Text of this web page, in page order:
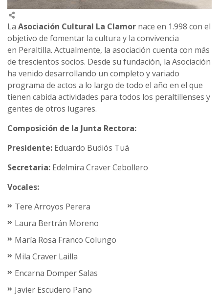
La Asociación Cultural La Clamor nace en 1.998 con el
objetivo de fomentar la cultura y la convivencia
en Peraltilla. Actualmente, la asociación cuenta con más
de trescientos socios. Desde su fundación, la Asociación
ha venido desarrollando un completo y variado
programa de actos a lo largo de todo el año en el que
tienen cabida actividades para todos los peraltillenses y
gentes de otros lugares.
Composición de la Junta Rectora:
Presidente: Eduardo Budiós Tuá
Secretaria: Edelmira Craver Cebollero
Vocales:
Tere Arroyos Perera
Laura Bertrán Moreno
María Rosa Franco Colungo
Mila Craver Lailla
Encarna Domper Salas
Javier Escudero Pano